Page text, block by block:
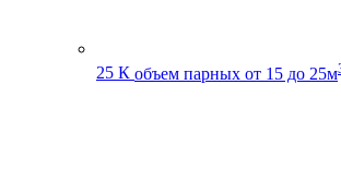
25 К объем парных от 15 до 25м